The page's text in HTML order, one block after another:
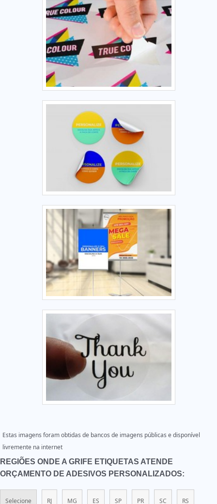
Estas imagens foram obtidas de bancos de imagens públicas e disponível
livremente na internet
REGIÕES ONDE A GRIFE ETIQUETAS ATENDE
ORÇAMENTO DE ADESIVOS PERSONALIZADOS:
Selecione RJ MG ES SP PR SC RS